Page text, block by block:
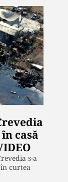
casă
s-a
curtea